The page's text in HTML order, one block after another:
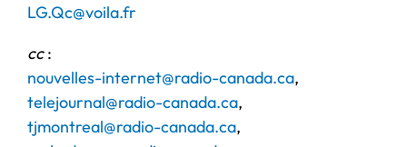
LG.Qc@voila.fr
cc:
nouvelles-internet@radio-canada.ca,
telejournal@radio-canada.ca,
tjmontreal@radio-canada.ca,